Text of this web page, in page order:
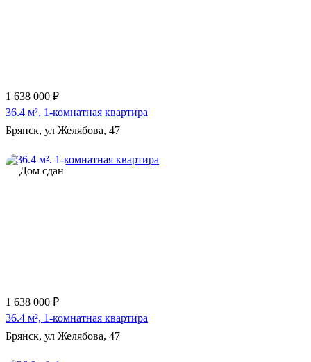
1 638 000 ₽
36.4 м², 1-комнатная квартира
Брянск, ул Желябова, 47
Дом сдан
1 638 000 ₽
36.4 м², 1-комнатная квартира
Брянск, ул Желябова, 47